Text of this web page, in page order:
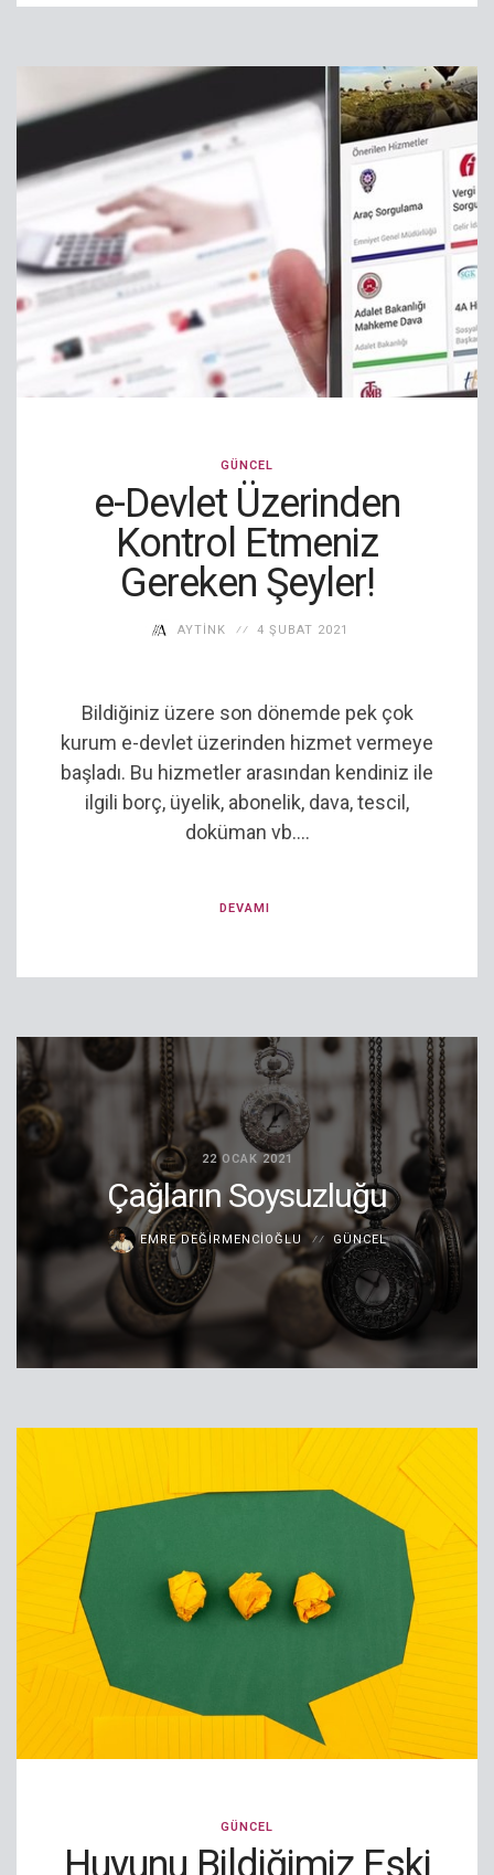
GÜNCEL
e-Devlet Üzerinden
Kontrol Etmeniz
Gereken Şeyler!
AYTINK 4 ŞUBAT 2021
Bildiğiniz üzere son dönemde pek çok
kurum e-devlet üzerinden hizmet vermeye
başladı. Bu hizmetler arasından kendiniz ile
ilgili borç, üyelik, abonelik, dava, tescil,
doküman vb....
DEVAMI
22 OCAK 2021
Çağların Soysuzluğu
EMRE DEĞIRMENCIOĞLU GÜNCEL
GÜNCEL
Huyunu Bildiğimiz Eski